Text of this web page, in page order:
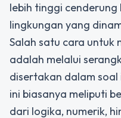
lebih tinggi cenderung
lingkungan yang
Salah satu cara untuk
adalah melalui
disertakan dalam soal
ini biasanya meliputi
dari logika, numerik,